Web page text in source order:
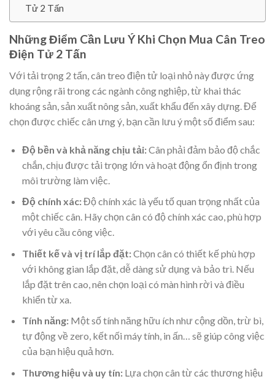
Tử 2 Tấn
Những Điểm Cần Lưu Ý Khi Chọn Mua Cân Treo
Điện Tử 2 Tấn
Với tải trọng 2 tấn, cân treo điện tử loại nhỏ này được ứng
dụng rộng rãi trong các ngành công nghiệp, từ khai thác
khoáng sản, sản xuất nông sản, xuất khẩu đến xây dựng. Để
chọn được chiếc cân ưng ý, bạn cần lưu ý một số điểm sau:
Độ bền và khả năng chịu tải:Cân phải đảm bảo độ chắc
chắn, chịu được tải trọng lớn và hoạt động ổn định trong
môi trường làm việc.
Độ chính xác:Độ chính xác là yếu tố quan trọng nhất của
một chiếc cân. Hãy chọn cân có độ chính xác cao, phù hợp
với yêu cầu công việc.
Thiết kế và vị trí lắp đặt:Chọn cân có thiết kế phù hợp
với không gian lắp đặt, dễ dàng sử dụng và bảo trì. Nếu
lắp đặt trên cao, nên chọn loại có màn hình rời và điều
khiển từ xa.
Tính năng:Một số tính năng hữu ích như cộng dồn, trừ bì,
tự động về zero, kết nối máy tính, in ấn… sẽ giúp công việc
của bạn hiệu quả hơn.
Thương hiệu và uy tín:Lựa chọn cân từ các thương hiệu